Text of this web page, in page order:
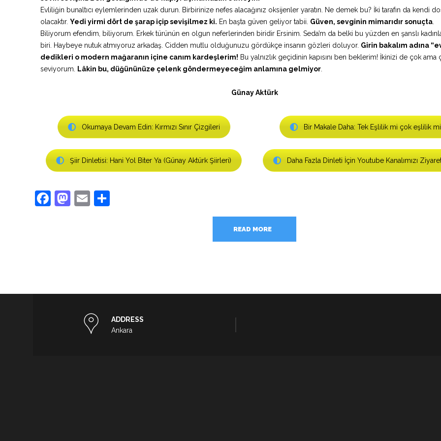
Evliliğin bunaltıcı eylemlerinden uzak durun. Birbirinize nefes alacağınız oksijenler yaratın. Ne demek bu? İki tarafın da kendi
olacaktır. Yedi yirmi dört de şarap içip sevişilmez ki. En başta güven geliyor tabii. Güven, sevginin mimarıdır sonuçta.
Biliyorum efendim, biliyorum. Erkek türünün en olgun neferlerinden biridir Ersinim. Seda’m da belki bu yüzden en şanslı
biri. Haybeye nutuk atmıyoruz arkadaş. Cidden mutlu olduğunuzu gördükçe insanın gözleri doluyor. Girin bakalım adına
dedikleri o modern mağaranın içine canım kardeşlerim! Bu yalnızlık geçidinin kapısını ben beklerim! İkinizi de çok ama
seviyorum. Lâkin bu, düğününüze çelenk göndermeyeceğim anlamına gelmiyor.
Günay Aktürk
Okumaya Devam Edin: Kırmızı Sınır Çizgileri Bir Makale Daha: Tek Eşlilik mi çok eşlilik mi
Şiir Dinletisi: Hani Yol Biter Ya (Günay Aktürk Şiirleri) Daha Fazla Dinleti İçin Youtube Kanalımızı
Facebook
Mastodon
Email
READ MORE
ADDRESS
Ankara